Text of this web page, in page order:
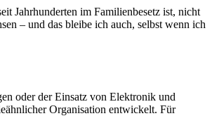
Jahrhunderten im Familienbesetz ist, nicht
– und das bleibe ich auch, selbst wenn ich
oder der Einsatz von Elektronik und
Organisation entwickelt. Für